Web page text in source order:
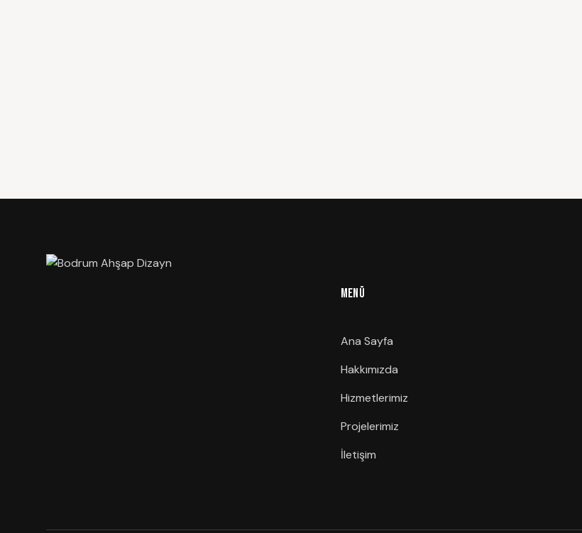
MENÜ
Ana Sayfa
Hakkımızda
Hizmetlerimiz
Projelerimiz
İletişim